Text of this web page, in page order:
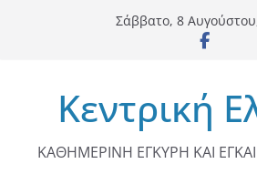
Σάββατο, 8
Κεντρική
ΚΑΘΗΜΕΡΙΝΗ ΕΓΚΥΡΗ ΚΑΙ